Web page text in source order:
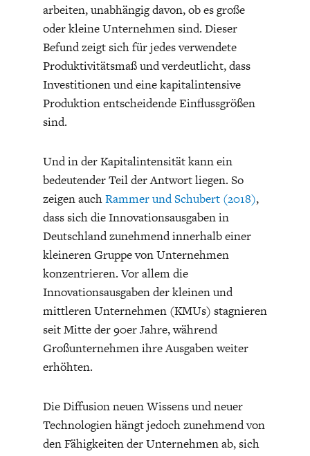
arbeiten, unabhängig davon, ob es große
oder kleine Unternehmen sind. Dieser
Befund zeigt sich für jedes verwendete
Produktivitätsmaß und verdeutlicht, dass
Investitionen und eine kapitalintensive
Produktion entscheidende Einflussgrößen
sind.
Und in der Kapitalintensität kann ein
bedeutender Teil der Antwort liegen. So
zeigen auchRammer und Schubert (2018),
dass sich die Innovationsausgaben in
Deutschland zunehmend innerhalb einer
kleineren Gruppe von Unternehmen
konzentrieren. Vor allem die
Innovationsausgaben der kleinen und
mittleren Unternehmen (KMUs) stagnieren
seit Mitte der 90er Jahre, während
Großunternehmen ihre Ausgaben weiter
erhöhten.
Die Diffusion neuen Wissens und neuer
Technologien hängt jedoch zunehmend von
den Fähigkeiten der Unternehmen ab, sich